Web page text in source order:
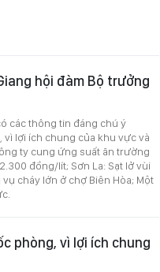
hội đàm Bộ trưởng
các thông tin đáng chú ý
vì lợi ích chung của khu vực và
ty cung ứng suất ăn trường
đồng/lít; Sơn La: Sạt lở vùi
cháy lớn ở chợ Biên Hòa; Một
phòng, vì lợi ích chung